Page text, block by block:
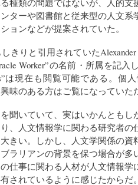
種類の問題ではないが、人的支
ターや図書館と従来型の人文系
ョンなどが提案されていた。
きりと引用されていた
Worker”の名前・所属を記入し
は現在も閲覧可能である。個
味のある方はご覧になっていた
聞いていて、実はいかんともし
、人文情報学に関わる研究者
きい。しかし、人文学関係の
ラリアンの背景を保つ場合が
仕事に関わる人材が人文情報
されているように感じたからだ